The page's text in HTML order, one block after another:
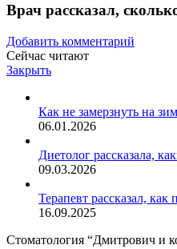
Врач рассказал,
Добавить комментарий
Сейчас читают
Закрыть
Как не замерзнуть на
06.01.2026
Диетолог рассказала,
09.03.2026
Терапевт рассказал,
16.09.2025
Стоматология “Дмитрович и